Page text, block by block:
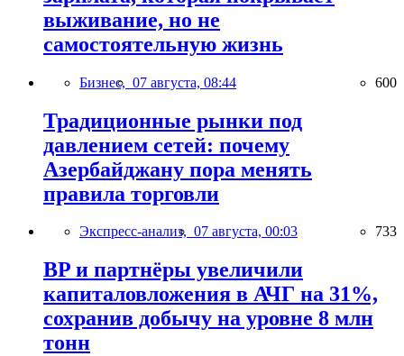
выживание, но не
самостоятельную жизнь
Бизнес, 07 августа, 08:44 600
Традиционные рынки под
давлением сетей: почему
Азербайджану пора менять
правила торговли
Экспресс-анализ, 07 августа, 00:03 733
BP и партнёры увеличили
капиталовложения в АЧГ на 31%,
сохранив добычу на уровне 8 млн
тонн